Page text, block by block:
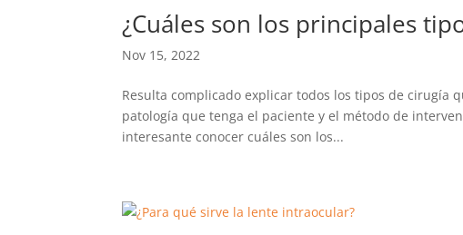
¿Cuáles son los principales
Nov 15, 2022
Resulta complicado explicar todos los tipos de cirugía
patología que tenga el paciente y el método de
interesante conocer cuáles son los...